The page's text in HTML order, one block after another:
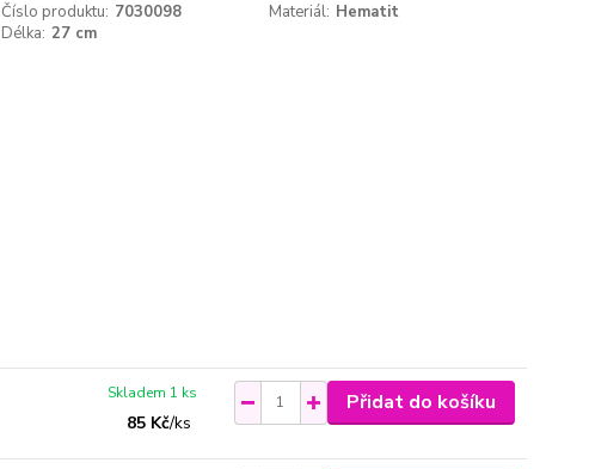
Číslo produktu: 7030098 Materiál: Hematit
Délka: 27 cm
85 Kč/ks
Skladem 1 ks Přidat do košíku